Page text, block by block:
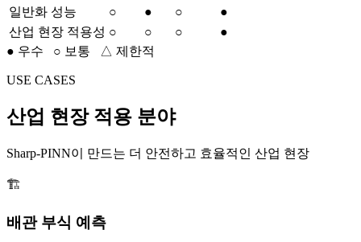
일반화 성능
○ ● ○
●
산업 현장 적용성 ○ ○ ○
●
● 우수 ○ 보통 △ 제한적
USE CASES
산업 현장 적용 분야
Sharp-PINN이 만드는 더 안전하고 효율적인 산업 현장
🏗️
배관 부식 예측